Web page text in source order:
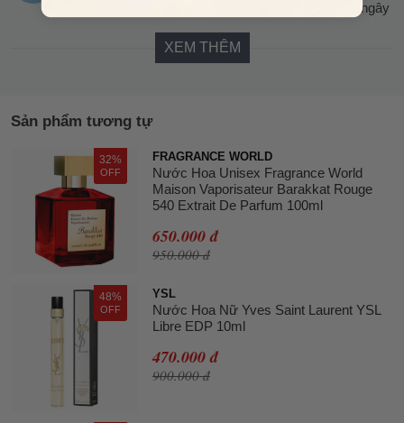
Chai nước hoa đáng mua, mùi hương thơm ngất ngây
XEM THÊM
Sản phẩm tương tự
32%
OFF
FRAGRANCE WORLD
Nước Hoa Unisex Fragrance World
Maison Vaporisateur Barakkat Rouge
540 Extrait De Parfum 100ml
650.000 đ
950.000 đ
48%
OFF
YSL
Nước Hoa Nữ Yves Saint Laurent YSL
Libre EDP 10ml
470.000 đ
900.000 đ